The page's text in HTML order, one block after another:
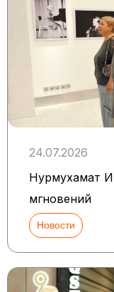
24.07.2026
Нурмухамат
мгновений
Новости